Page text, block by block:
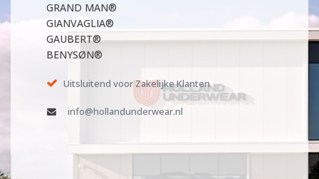
GRAND MAN®
GIANVAGLIA®
GAUBERT®
BENYSØN®
Uitsluitend voor Zakelijke Klanten
info@hollandunderwear.nl